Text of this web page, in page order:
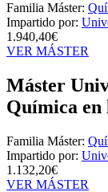
Familia Máster:
Impartido por:
1.940,40€
VER MÁSTER
Máster
Química
Familia Máster:
Impartido por:
1.132,20€
VER MÁSTER